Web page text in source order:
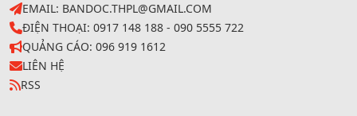
EMAIL: BANDOC.THPL@GMAIL.COM
ĐIỆN THOẠI: 0917 148 188 - 090 5555 722
QUẢNG CÁO: 096 919 1612
LIÊN HỆ
RSS